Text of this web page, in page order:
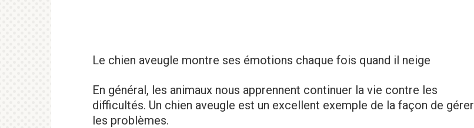
Le chien aveugle montre ses émotions chaque fois quand il neige
En général, les animaux nous apprennent continuer la vie contre les
difficultés. Un chien aveugle est un excellent exemple de la façon de gérer
les problèmes.